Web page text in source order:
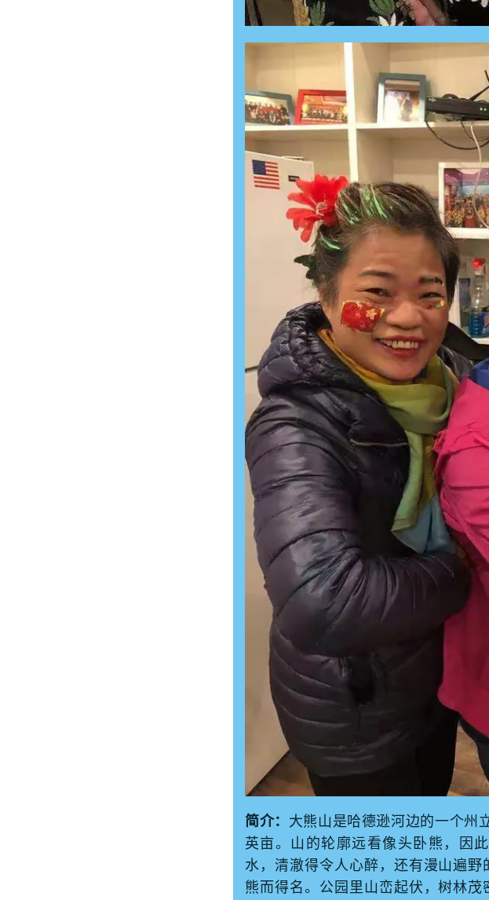
简介： 大熊山是哈德逊河边的一个州
英亩。山的轮廓远看像头卧熊，因
水，清澈得令人心醉，还有漫山遍
熊而得名。公园里山峦起伏，树林